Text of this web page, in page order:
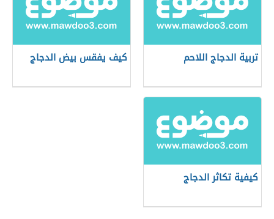
تربية الدجاج اللاحم كيف يفقس بيض الدجاج
كيفية تكاثر الدجاج